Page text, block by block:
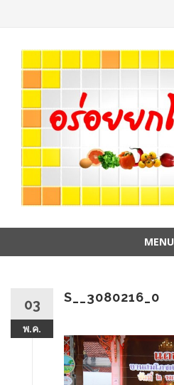
content
MENU
03
พ.ค.
S__3080216_0